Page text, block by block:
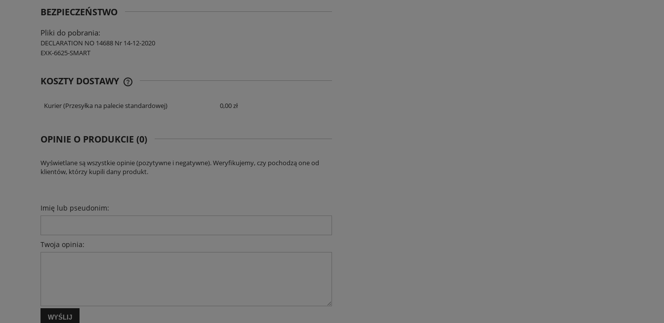
BEZPIECZEŃSTWO
Pliki do pobrania:
DECLARATION NO 14688 Nr 14-12-2020
EXK-6625-SMART
KOSZTY DOSTAWY
CENA NIE ZAWIERA EWENTUALNYCH
Kurier(Przesyłka na palecie standardowej) 0,00 zł
OPINIE O PRODUKCIE (0)
Wyświetlane są wszystkie opinie (pozytywne i negatywne). Weryfikujemy, czy pochodzą one od
klientów, którzy kupili dany produkt.
Imię lub pseudonim:
Twoja opinia:
WYŚLIJ